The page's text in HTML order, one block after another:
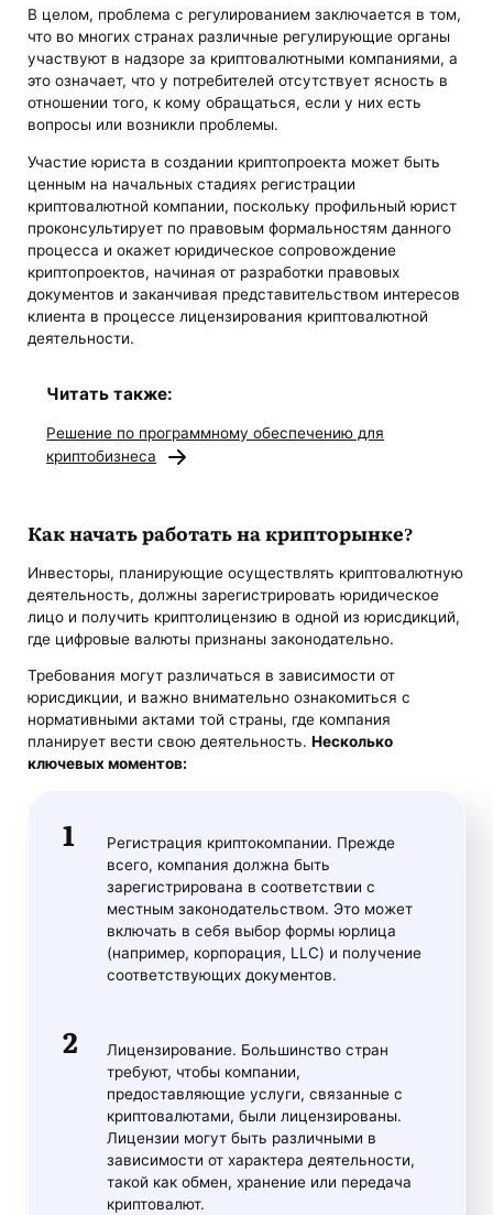
В целом, проблема с регулированием заключается в том,
что во многих странах различные регулирующие органы
участвуют в надзоре за криптовалютными компаниями, а
это означает, что у потребителей отсутствует ясность в
отношении того, к кому обращаться, если у них есть
вопросы или возникли проблемы.
Участие юриста в создании криптопроекта может быть
ценным на начальных стадиях регистрации
криптовалютной компании, поскольку профильный юрист
проконсультирует по правовым формальностям данного
процесса и окажет юридическое сопровождение
криптопроектов, начиная от разработки правовых
документов и заканчивая представительством интересов
клиента в процессе лицензирования криптовалютной
деятельности.
Читать также:
Решение по программному обеспечению для
криптобизнеса
Как начать работать на крипторынке?
Инвесторы, планирующие осуществлять криптовалютную
деятельность, должны зарегистрировать юридическое
лицо и получить криптолицензию в одной из юрисдикций,
где цифровые валюты признаны законодательно.
Требования могут различаться в зависимости от
юрисдикции, и важно внимательно ознакомиться с
нормативными актами той страны, где компания
планирует вести свою деятельность.Несколько
ключевых моментов:
Регистрация криптокомпании. Прежде
всего, компания должна быть
зарегистрирована в соответствии с
местным законодательством. Это может
включать в себя выбор формы юрлица
(например, корпорация, LLC) и получение
соответствующих документов.
Лицензирование. Большинство стран
требуют, чтобы компании,
предоставляющие услуги, связанные с
криптовалютами, были лицензированы.
Лицензии могут быть различными в
зависимости от характера деятельности,
такой как обмен, хранение или передача
криптовалют.